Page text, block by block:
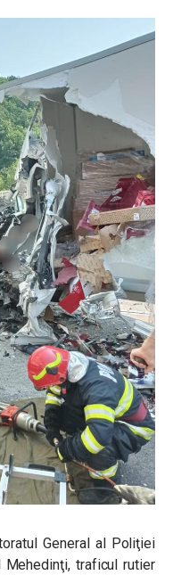
General al Poliţiei
traficul rutier